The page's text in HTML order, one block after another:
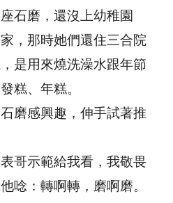
石磨，還沒上幼稚園
，那時她們還住三合院
是用來燒洗澡水跟年節
糕、年糕。
磨感興趣，伸手試著推
哥示範給我看，我敬畏
唸：轉啊轉，磨啊磨。